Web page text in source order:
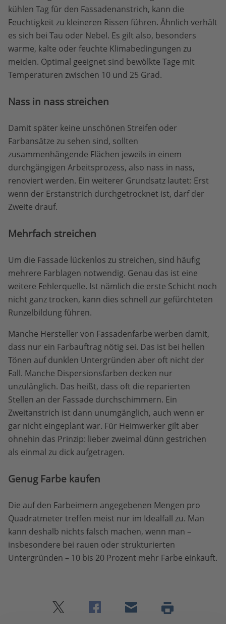
kühlen Tag für den Fassadenanstrich, kann die
Feuchtigkeit zu kleineren Rissen führen. Ähnlich verhält
es sich bei Tau oder Nebel. Es gilt also, besonders
warme, kalte oder feuchte Klimabedingungen zu
meiden. Optimal geeignet sind bewölkte Tage mit
Temperaturen zwischen 10 und 25 Grad.
Nass in nass streichen
Damit später keine unschönen Streifen oder
Farbansätze zu sehen sind, sollten
zusammenhängende Flächen jeweils in einem
durchgängigen Arbeitsprozess, also nass in nass,
renoviert werden. Ein weiterer Grundsatz lautet: Erst
wenn der Erstanstrich durchgetrocknet ist, darf der
Zweite drauf.
Mehrfach streichen
Um die Fassade lückenlos zu streichen, sind häufig
mehrere Farblagen notwendig. Genau das ist eine
weitere Fehlerquelle. Ist nämlich die erste Schicht noch
nicht ganz trocken, kann dies schnell zur gefürchteten
Runzelbildung führen.
Manche Hersteller von Fassadenfarbe werben damit,
dass nur ein Farbauftrag nötig sei. Das ist bei hellen
Tönen auf dunklen Untergründen aber oft nicht der
Fall. Manche Dispersionsfarben decken nur
unzulänglich. Das heißt, dass oft die reparierten
Stellen an der Fassade durchschimmern. Ein
Zweitanstrich ist dann unumgänglich, auch wenn er
gar nicht eingeplant war. Für Heimwerker gilt aber
ohnehin das Prinzip: lieber zweimal dünn gestrichen
als einmal zu dick aufgetragen.
Genug Farbe kaufen
Die auf den Farbeimern angegebenen Mengen pro
Quadratmeter treffen meist nur im Idealfall zu. Man
kann deshalb nichts falsch machen, wenn man –
insbesondere bei rauen oder strukturierten
Untergründen – 10 bis 20 Prozent mehr Farbe einkauft.